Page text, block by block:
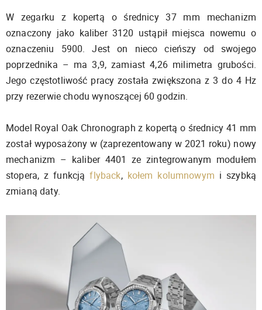
W zegarku z kopertą o średnicy 37 mm mechanizm
oznaczony jako kaliber 3120 ustąpił miejsca nowemu o
oznaczeniu 5900. Jest on nieco cieńszy od swojego
poprzednika – ma 3,9, zamiast 4,26 milimetra grubości.
Jego częstotliwość pracy została zwiększona z 3 do 4 Hz
przy rezerwie chodu wynoszącej 60 godzin.
Model Royal Oak Chronograph z kopertą o średnicy 41 mm
został wyposażony w (zaprezentowany w 2021 roku) nowy
mechanizm – kaliber 4401 ze zintegrowanym modułem
stopera, z funkcjąflyback, kołem kolumnowym i szybką
zmianą daty.